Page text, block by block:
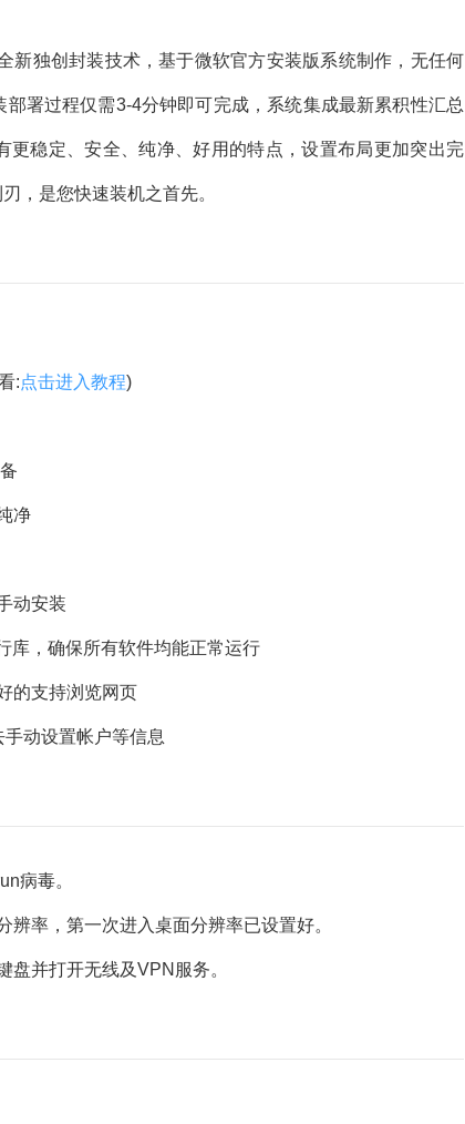
新独创封装技术，基于微软官方安装版系统制作，无任何
署过程仅需3-4分钟即可完成，系统集成最新累积性汇总
稳定、安全、纯净、好用的特点，设置布局更加突出完
，是您快速装机之首先。
:点击进入教程)
净
动安装
，确保所有软件均能正常运行
的支持浏览网页
动设置帐户等信息
病毒。
率，第一次进入桌面分辨率已设置好。
并打开无线及VPN服务。